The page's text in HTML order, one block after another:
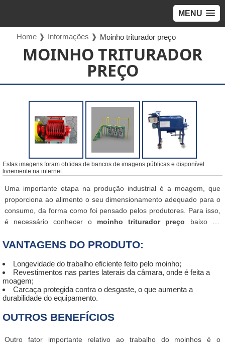
MENU
Home ❱ Informações ❱ Moinho triturador preço
MOINHO TRITURADOR
PREÇO
Estas imagens foram obtidas de bancos de imagens públicas e disponível
livremente na internet
Uma importante etapa na produção industrial é a moagem, que
proporciona ao alimento o seu dimensionamento adequado para o
consumo, da forma como foi pensado pelos produtores. Para isso,
é necessário conhecer o moinho triturador preço baixo da
um determinado alimento, planta, resíduo, uma peça de vidro,
madeira, entre outros materiais. A moagem industrial é algo
necessário para inúmeras atividades, e está presente na indústria
alimentícia, agropecuária, química, plástica, entre outras.
VANTAGENS DO PRODUTO:
Longevidade do trabalho eficiente feito pelo moinho;
Revestimentos nas partes laterais da câmara, onde é feita a
moagem;
Carcaça protegida contra o desgaste, o que aumenta a
durabilidade do equipamento.
OUTROS BENEFÍCIOS
Outro fator importante relativo ao trabalho do moinhos é o